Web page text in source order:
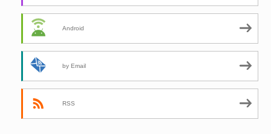
Android
by Email
RSS